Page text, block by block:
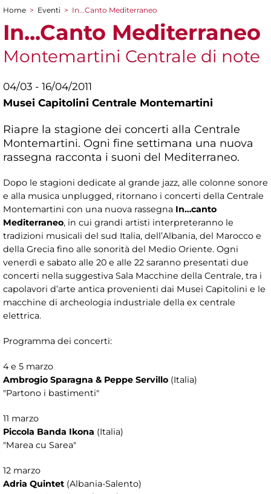
Tu sei qui
Home > Eventi > In...Canto Mediterraneo
In...Canto Mediterraneo
Montemartini Centrale di note
04/03 - 16/04/2011
Musei Capitolini Centrale Montemartini
Riapre la stagione dei concerti alla Centrale
Montemartini. Ogni fine settimana una nuova
rassegna racconta i suoni del Mediterraneo.
Dopo le stagioni dedicate al grande jazz, alle colonne sonore
e alla musica unplugged, ritornano i concerti della Centrale
Montemartini con una nuova rassegna In…canto
Mediterraneo, in cui grandi artisti interpreteranno le
tradizioni musicali del sud Italia, dell’Albania, del Marocco e
della Grecia fino alle sonorità del Medio Oriente. Ogni
venerdì e sabato alle 20 e alle 22 saranno presentati due
concerti nella suggestiva Sala Macchine della Centrale, tra i
capolavori d’arte antica provenienti dai Musei Capitolini e le
macchine di archeologia industriale della ex centrale
elettrica.
Programma dei concerti:
4 e 5 marzo
Ambrogio Sparagna & Peppe Servillo (Italia)
"Partono i bastimenti"
11 marzo
Piccola Banda Ikona (Italia)
"Marea cu Sarea"
12 marzo
Adria Quintet (Albania-Salento)